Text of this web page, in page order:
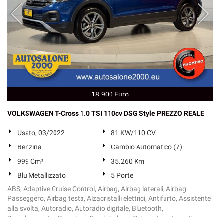
18.900 Euro
VOLKSWAGEN T-Cross 1.0 TSI 110cv DSG Style PREZZO REALE
Usato, 03/2022
81 KW/110 CV
Benzina
Cambio Automatico (7)
999 Cm³
35.260 Km
Blu Metallizzato
5 Porte
ABS, Adaptive Cruise Control, Airbag, Airbag laterali, Airbag
Passeggero, Airbag testa, Alzacristalli elettrici, Antifurto, Assistente
alla svolta, Autoradio, Autoradio digitale, Bluetooth,